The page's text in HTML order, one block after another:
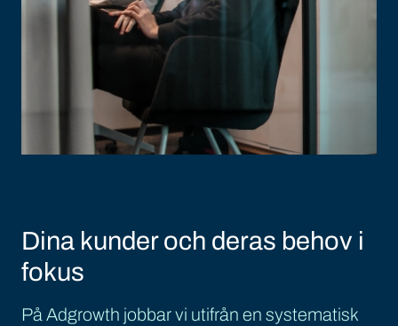
Dina kunder och deras behov i
fokus
På Adgrowth jobbar vi utifrån en systematisk